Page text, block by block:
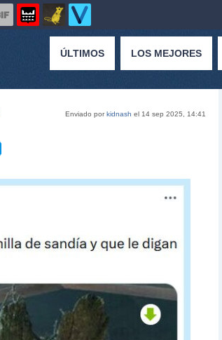
ÚLTIMOS LOS MEJORES
Enviado porkidnash el 14 sep 2025, 14:41